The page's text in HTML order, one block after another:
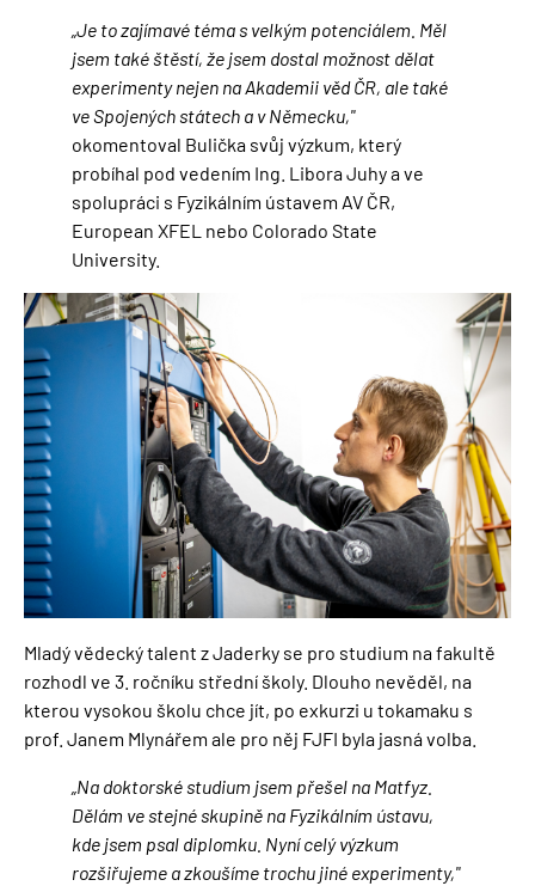
„Je to zajímavé téma s velkým potenciálem. Měl
jsem také štěstí, že jsem dostal možnost dělat
experimenty nejen na Akademii věd ČR, ale také
ve Spojených státech a v Německu,"
okomentoval Bulička svůj výzkum, který
probíhal pod vedením Ing. Libora Juhy a ve
spolupráci s Fyzikálním ústavem AV ČR,
European XFEL nebo Colorado State
University.
Obrázek
Mladý vědecký talent z Jaderky se pro studium na fakultě
rozhodl ve 3. ročníku střední školy. Dlouho nevěděl, na
kterou vysokou školu chce jít, po exkurzi u tokamaku s
prof. Janem Mlynářem ale pro něj FJFI byla jasná volba.
„Na doktorské studium jsem přešel na Matfyz.
Dělám ve stejné skupině na Fyzikálním ústavu,
kde jsem psal diplomku. Nyní celý výzkum
rozšiřujeme a zkoušíme trochu jiné experimenty,"